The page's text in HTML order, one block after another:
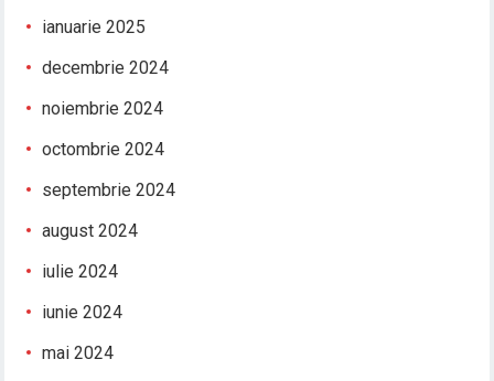
ianuarie 2025
decembrie 2024
noiembrie 2024
octombrie 2024
septembrie 2024
august 2024
iulie 2024
iunie 2024
mai 2024